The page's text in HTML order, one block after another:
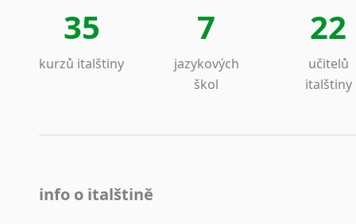
35
kurzů italštiny
7
jazykových
škol
22
učitelů
italštiny
info o italštině